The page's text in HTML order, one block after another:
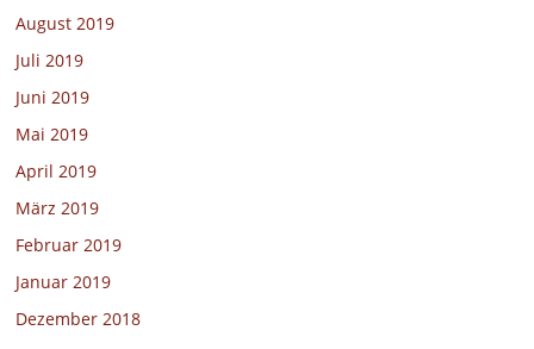
August 2019
Juli 2019
Juni 2019
Mai 2019
April 2019
März 2019
Februar 2019
Januar 2019
Dezember 2018